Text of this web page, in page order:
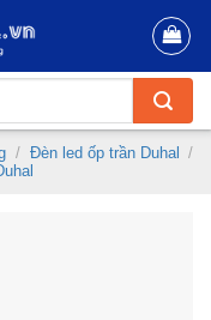
/ Đèn led ốp trần Duhal
/